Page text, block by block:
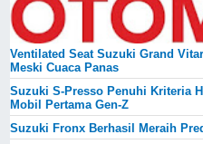
Ventilated Seat Suzuki Grand
Meski Cuaca Panas
Suzuki S-Presso Penuhi Kriteria
Mobil Pertama Gen-Z
Suzuki Fronx Berhasil Meraih